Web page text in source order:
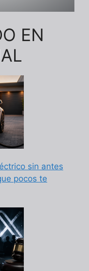
EN
sin antes
pocos te